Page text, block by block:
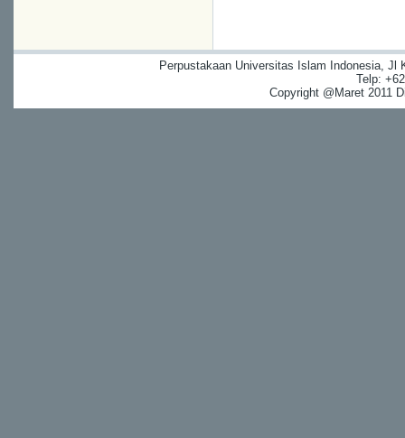
Perpustakaan Universitas Islam Indonesia, Jl
Telp:
Copyright @Maret 2011